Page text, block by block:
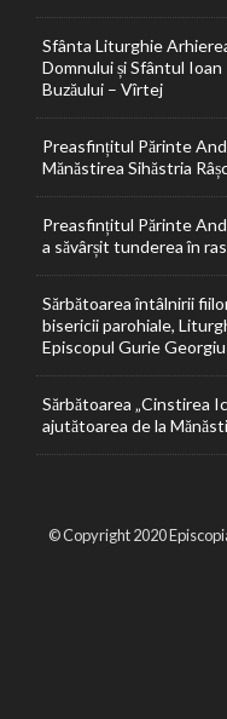
Sfânta Liturghie
Domnului și Sfântul
Buzăului – Vîrtej
Preasfințitul Părinte
Mănăstirea Sihăstria
Preasfințitul Părinte
a săvârșit tunderea în
Sărbătoarea întâlnirii
bisericii parohiale,
Episcopul Gurie Georgiu
Sărbătoarea „Cinstirea
ajutătoarea de la
© Copyright 2020